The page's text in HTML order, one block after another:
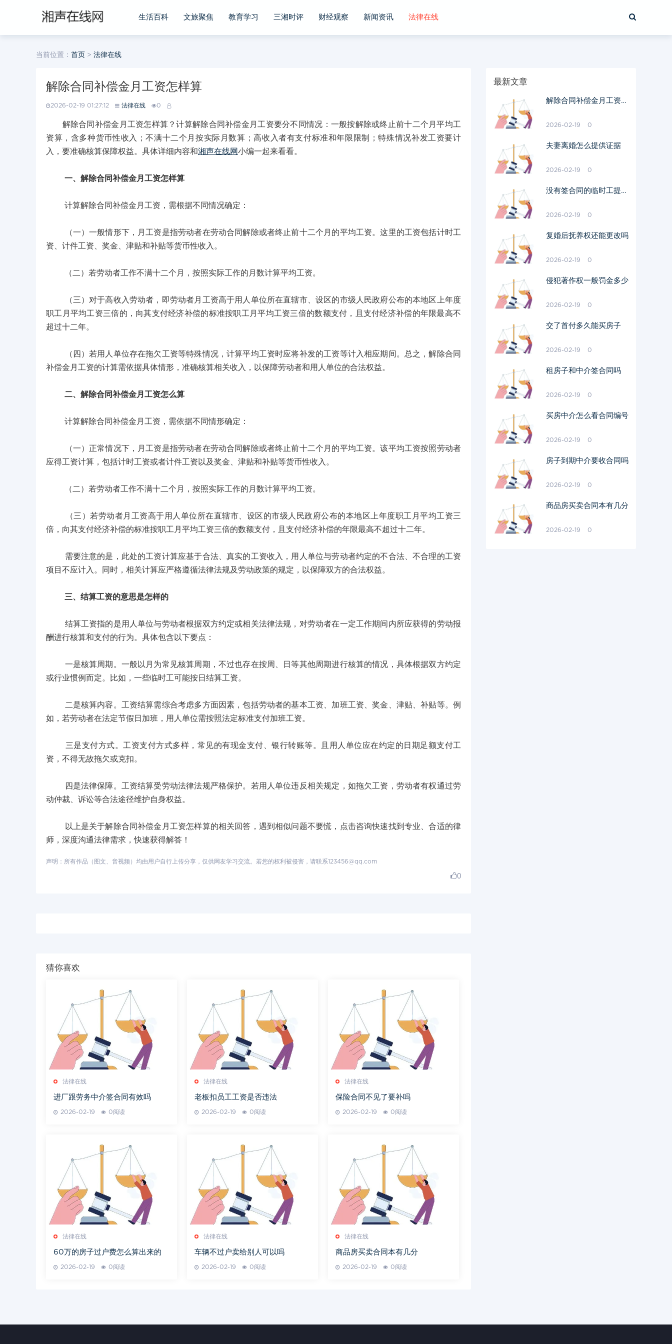
生活百科 文旅聚焦 教育学习 三湘时评 财经观察 新闻资讯 法律在线
当前位置： 首页 > 法律在线
解除合同补偿金月工资怎样算
2026-02-19 01:27:12 法律在线 0
解除合同补偿金月工资怎样算？计算解除合同补偿金月工资要分不同情况：一般按解除或终止前十二个月平均工
资算，含多种货币性收入；不满十二个月按实际月数算；高收入者有支付标准和年限限制；特殊情况补发工资要计
入，要准确核算保障权益。具体详细内容和湘声在线网小编一起来看看。
一、解除合同补偿金月工资怎样算
计算解除合同补偿金月工资，需根据不同情况确定：
（一）一般情形下，月工资是指劳动者在劳动合同解除或者终止前十二个月的平均工资。这里的工资包括计时工
资、计件工资、奖金、津贴和补贴等货币性收入。
（二）若劳动者工作不满十二个月，按照实际工作的月数计算平均工资。
（三）对于高收入劳动者，即劳动者月工资高于用人单位所在直辖市、设区的市级人民政府公布的本地区上年度
职工月平均工资三倍的，向其支付经济补偿的标准按职工月平均工资三倍的数额支付，且支付经济补偿的年限最高不
超过十二年。
（四）若用人单位存在拖欠工资等特殊情况，计算平均工资时应将补发的工资等计入相应期间。总之，解除合同
补偿金月工资的计算需依据具体情形，准确核算相关收入，以保障劳动者和用人单位的合法权益。
二、解除合同补偿金月工资怎么算
计算解除合同补偿金月工资，需依据不同情形确定：
（一）正常情况下，月工资是指劳动者在劳动合同解除或者终止前十二个月的平均工资。该平均工资按照劳动者
应得工资计算，包括计时工资或者计件工资以及奖金、津贴和补贴等货币性收入。
（二）若劳动者工作不满十二个月，按照实际工作的月数计算平均工资。
（三）若劳动者月工资高于用人单位所在直辖市、设区的市级人民政府公布的本地区上年度职工月平均工资三
倍，向其支付经济补偿的标准按职工月平均工资三倍的数额支付，且支付经济补偿的年限最高不超过十二年。
需要注意的是，此处的工资计算应基于合法、真实的工资收入，用人单位与劳动者约定的不合法、不合理的工资
项目不应计入。同时，相关计算应严格遵循法律法规及劳动政策的规定，以保障双方的合法权益。
三、结算工资的意思是怎样的
结算工资指的是用人单位与劳动者根据双方约定或相关法律法规，对劳动者在一定工作期间内所应获得的劳动报
酬进行核算和支付的行为。具体包含以下要点：
一是核算周期。一般以月为常见核算周期，不过也存在按周、日等其他周期进行核算的情况，具体根据双方约定
或行业惯例而定。比如，一些临时工可能按日结算工资。
二是核算内容。工资结算需综合考虑多方面因素，包括劳动者的基本工资、加班工资、奖金、津贴、补贴等。例
如，若劳动者在法定节假日加班，用人单位需按照法定标准支付加班工资。
三是支付方式。工资支付方式多样，常见的有现金支付、银行转账等。且用人单位应在约定的日期足额支付工
资，不得无故拖欠或克扣。
四是法律保障。工资结算受劳动法律法规严格保护。若用人单位违反相关规定，如拖欠工资，劳动者有权通过劳
动仲裁、诉讼等合法途径维护自身权益。
以上是关于解除合同补偿金月工资怎样算的相关回答，遇到相似问题不要慌，点击咨询快速找到专业、合适的律
师，深度沟通法律需求，快速获得解答！
声明：所有作品（图文、音视频）均由用户自行上传分享，仅供网友学习交流。若您的权利被侵害，请联系123456@qq.com
0
猜你喜欢
法律在线
进厂跟劳务中介签合同有效吗
2026-02-19 0阅读
法律在线
老板扣员工工资是否违法
2026-02-19 0阅读
法律在线
保险合同不见了要补吗
2026-02-19 0阅读
法律在线
60万的房子过户费怎么算出来的
2026-02-19 0阅读
法律在线
车辆不过户卖给别人可以吗
2026-02-19 0阅读
法律在线
商品房买卖合同本有几分
2026-02-19 0阅读
最新文章
解除合同补偿金月工资怎
2026-02-19 0
夫妻离婚怎么提供证据
2026-02-19 0
没有签合同的临时工提出
2026-02-19 0
复婚后抚养权还能更改吗
2026-02-19 0
侵犯著作权一般罚金多少
2026-02-19 0
交了首付多久能买房子
2026-02-19 0
租房子和中介签合同吗
2026-02-19 0
买房中介怎么看合同编号
2026-02-19 0
房子到期中介要收合同吗
2026-02-19 0
商品房买卖合同本有几分
2026-02-19 0